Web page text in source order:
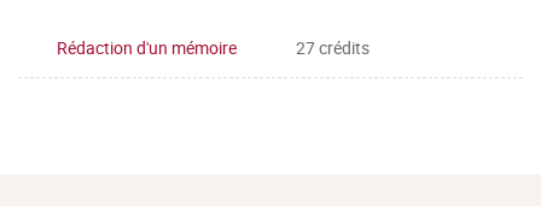
Rédaction d'un mémoire 27 crédits